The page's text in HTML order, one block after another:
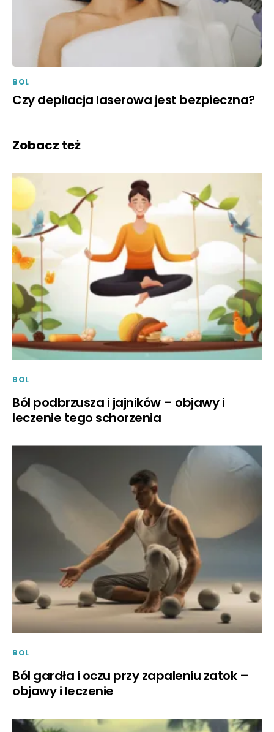
BOL
Czy depilacja laserowa jest bezpieczna?
Zobacz też
BOL
Ból podbrzusza i jajników – objawy i
leczenie tego schorzenia
BOL
Ból gardła i oczu przy zapaleniu zatok –
objawy i leczenie